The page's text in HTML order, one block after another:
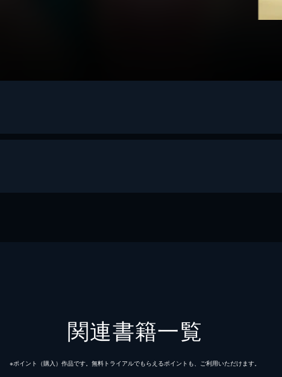
関連書籍一覧
※ポイント（購⼊）作品です。無料トライアルでもらえるポイントも、ご利⽤いただけます。